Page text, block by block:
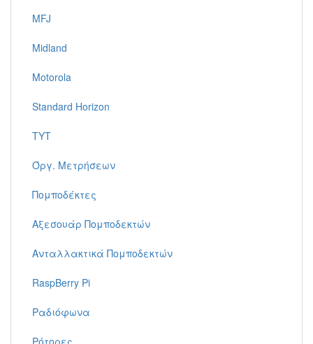
MFJ
Midland
Motorola
Standard Horizon
TYT
Όργ. Μετρήσεων
Πομποδέκτες
Αξεσουάρ Πομποδεκτών
Ανταλλακτικά Πομποδεκτών
RaspBerry Pi
Ραδιόφωνα
Ρότορες